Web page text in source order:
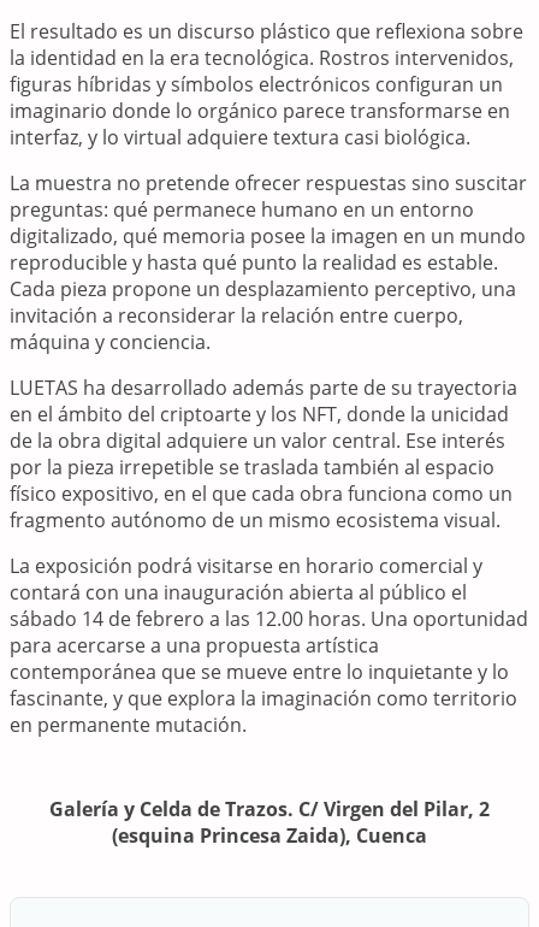
El resultado es un discurso plástico que reflexiona sobre
la identidad en la era tecnológica. Rostros intervenidos,
figuras híbridas y símbolos electrónicos configuran un
imaginario donde lo orgánico parece transformarse en
interfaz, y lo virtual adquiere textura casi biológica.
La muestra no pretende ofrecer respuestas sino suscitar
preguntas: qué permanece humano en un entorno
digitalizado, qué memoria posee la imagen en un mundo
reproducible y hasta qué punto la realidad es estable.
Cada pieza propone un desplazamiento perceptivo, una
invitación a reconsiderar la relación entre cuerpo,
máquina y conciencia.
LUETAS ha desarrollado además parte de su trayectoria
en el ámbito del criptoarte y los NFT, donde la unicidad
de la obra digital adquiere un valor central. Ese interés
por la pieza irrepetible se traslada también al espacio
físico expositivo, en el que cada obra funciona como un
fragmento autónomo de un mismo ecosistema visual.
La exposición podrá visitarse en horario comercial y
contará con una inauguración abierta al público el
sábado 14 de febrero a las 12.00 horas. Una oportunidad
para acercarse a una propuesta artística
contemporánea que se mueve entre lo inquietante y lo
fascinante, y que explora la imaginación como territorio
en permanente mutación.
Galería y Celda de Trazos. C/ Virgen del Pilar, 2
(esquina Princesa Zaida), Cuenca